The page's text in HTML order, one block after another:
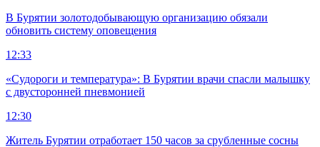
В Бурятии золотодобывающую организацию обязали
обновить систему оповещения
12:33
«Судороги и температура»: В Бурятии врачи спасли малышку
с двусторонней пневмонией
12:30
Житель Бурятии отработает 150 часов за срубленные сосны